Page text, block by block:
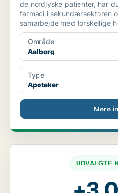
de nordjyske patienter, har
farmaci i sekundærsektoren
samarbejde med forskellige
Område
Aalborg
Type
Apoteker
Mere
UDVALGTE